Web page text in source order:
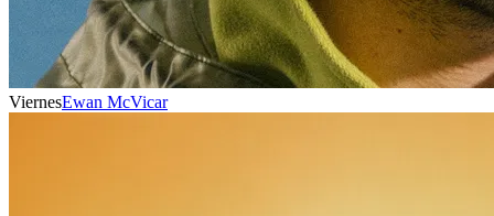
ViernesEwan McVicar